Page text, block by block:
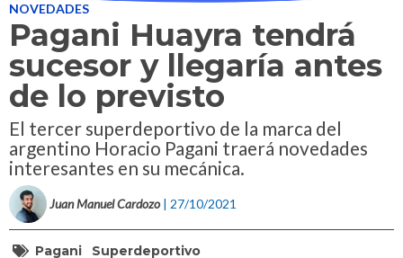
NOVEDADES
Pagani Huayra tendrá
sucesor y llegaría antes
de lo previsto
El tercer superdeportivo de la marca del
argentino Horacio Pagani traerá novedades
interesantes en su mecánica.
Juan Manuel Cardozo | 27/10/2021
Pagani Superdeportivo